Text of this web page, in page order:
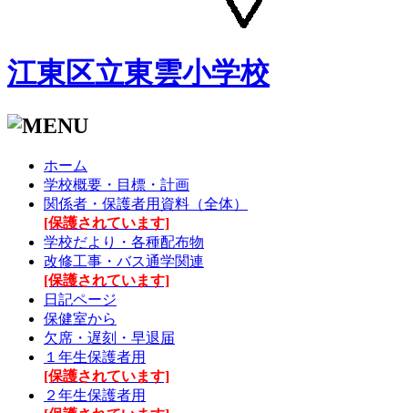
江東区立東雲小学校
ホーム
学校概要・目標・計画
関係者・保護者用資料（全体）
[保護されています]
学校だより・各種配布物
改修工事・バス通学関連
[保護されています]
日記ページ
保健室から
欠席・遅刻・早退届
１年生保護者用
[保護されています]
２年生保護者用